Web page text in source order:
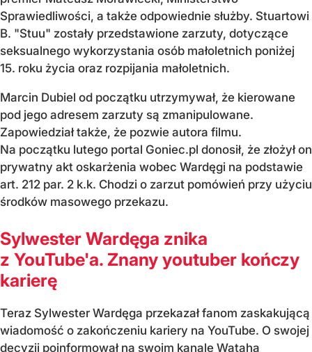
Sprawiedliwości, a także odpowiednie służby. Stuartowi
B. "Stuu" zostały przedstawione zarzuty, dotyczące
seksualnego wykorzystania osób małoletnich poniżej
15. roku życia oraz rozpijania małoletnich.
Marcin Dubiel od początku utrzymywał, że kierowane
pod jego adresem zarzuty są zmanipulowane.
Zapowiedział także, że pozwie autora filmu.
Na początku lutego portal Goniec.pl donosił, że złożył on
prywatny akt oskarżenia wobec Wardęgi na podstawie
art. 212 par. 2 k.k. Chodzi o zarzut pomówień przy użyciu
środków masowego przekazu.
Sylwester Wardęga znika
z YouTube'a. Znany youtuber kończy
karierę
Teraz Sylwester Wardęga przekazał fanom zaskakującą
wiadomość o zakończeniu kariery na YouTube. O swojej
decyzji poinformował na swoim kanale Wataha